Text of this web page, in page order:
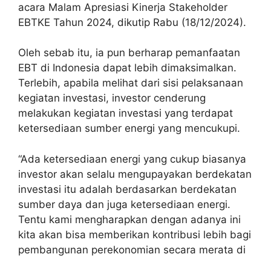
acara Malam Apresiasi Kinerja Stakeholder
EBTKE Tahun 2024, dikutip Rabu (18/12/2024).
Oleh sebab itu, ia pun berharap pemanfaatan
EBT di Indonesia dapat lebih dimaksimalkan.
Terlebih, apabila melihat dari sisi pelaksanaan
kegiatan investasi, investor cenderung
melakukan kegiatan investasi yang terdapat
ketersediaan sumber energi yang mencukupi.
“Ada ketersediaan energi yang cukup biasanya
investor akan selalu mengupayakan berdekatan
investasi itu adalah berdasarkan berdekatan
sumber daya dan juga ketersediaan energi.
Tentu kami mengharapkan dengan adanya ini
kita akan bisa memberikan kontribusi lebih bagi
pembangunan perekonomian secara merata di